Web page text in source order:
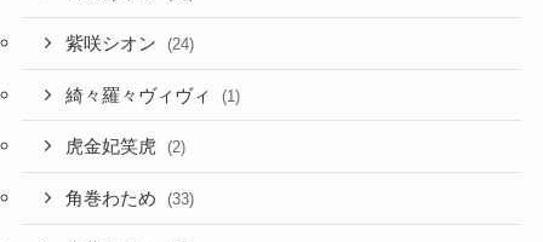
百鬼あやめ (31)
紫咲シオン (24)
綺々羅々ヴィヴィ (1)
虎金妃笑虎 (2)
角巻わため (33)